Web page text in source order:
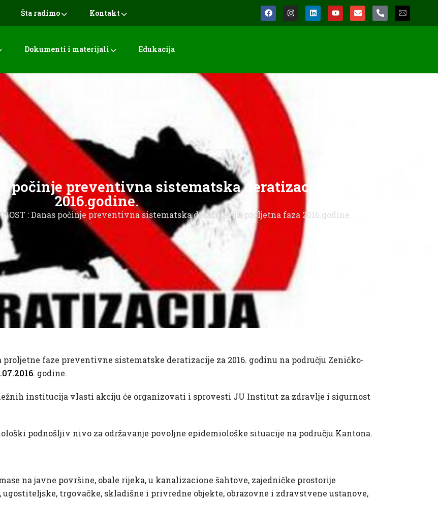
Šta radimo Kontakt
Dokumenti i materijali Edukacija
počinje preventivna sistematska deratizacija-proljetna faza
2016.godine.
: Danas počinje preventivna sistematska deratizacija-proljetna faza 2016.godine.
faze preventivne sistematske deratizacije za 2016. godinu na području Zeničko-
. godine.
institucija vlasti akciju će organizovati i sprovesti JU Institut za zdravlje i sigurnost
podnošljiv nivo za održavanje povoljne epidemiološke situacije na području Kantona.
na javne površine, obale rijeka, u kanalizacione šahtove, zajedničke prostorije
trgovačke, skladišne i privredne objekte, obrazovne i zdravstvene ustanove,